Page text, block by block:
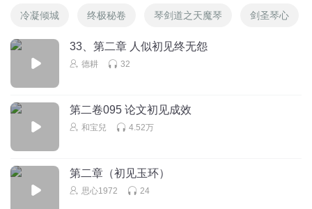
什么时候更新第四季
回复
放手一博蛮人
叹，太可惜了。我一集一集追听。每半个月看一下有没有续
集。可惜了主播辛苦了。官方不同意也没办法
2020-07-30
但是百分之1万。应该被政府封掉不续集了
2020-07-30
冷凝倾城 终极秘卷 琴剑道之天魔琴 剑圣琴心
33、第二章 人似初见终无怨
德耕 32
第二卷095 论文初见成效
和宝兒 4.52万
第二章（初见玉环）
思心1972 24